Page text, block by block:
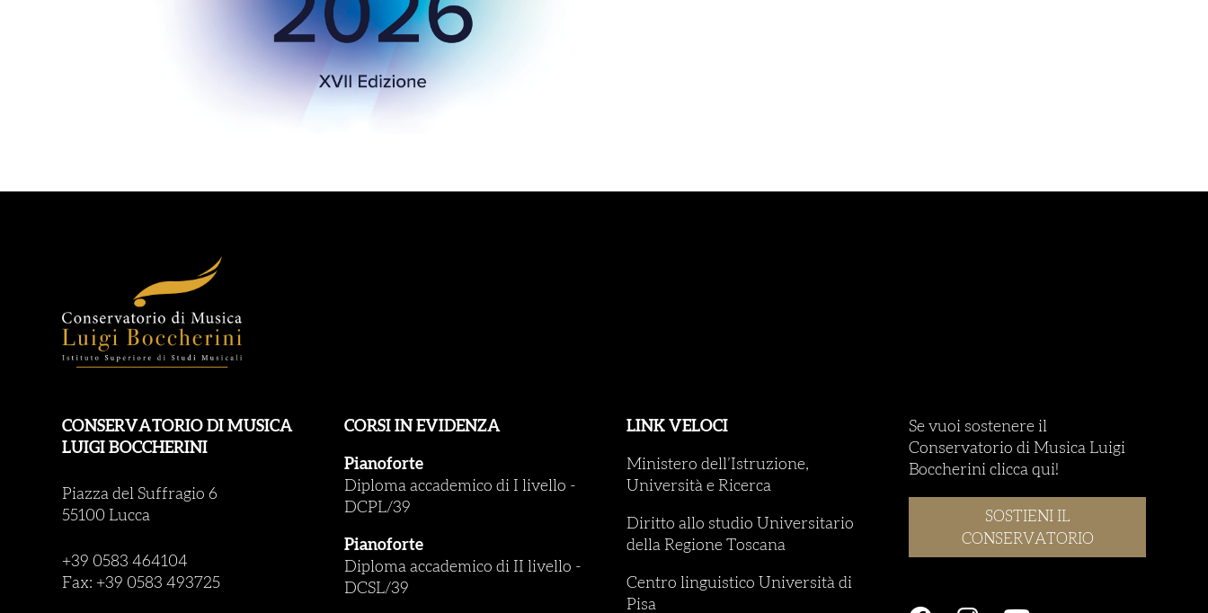
CONSERVATORIO DI MUSICA
LUIGI BOCCHERINI
Piazza del Suffragio 6
55100 Lucca
+39 0583 464104
Fax: +39 0583 493725
CORSI IN EVIDENZA
Pianoforte
Diploma accademico di I livello -
DCPL/39
Pianoforte
Diploma accademico di II livello -
DCSL/39
LINK VELOCI
Ministero dell’Istruzione,
Università e Ricerca
Diritto allo studio Universitario
della Regione Toscana
Centro linguistico Università di
Pisa
Se vuoi sostenere il
Conservatorio di Musica Luigi
Boccherini clicca qui!
SOSTIENI IL
CONSERVATORIO